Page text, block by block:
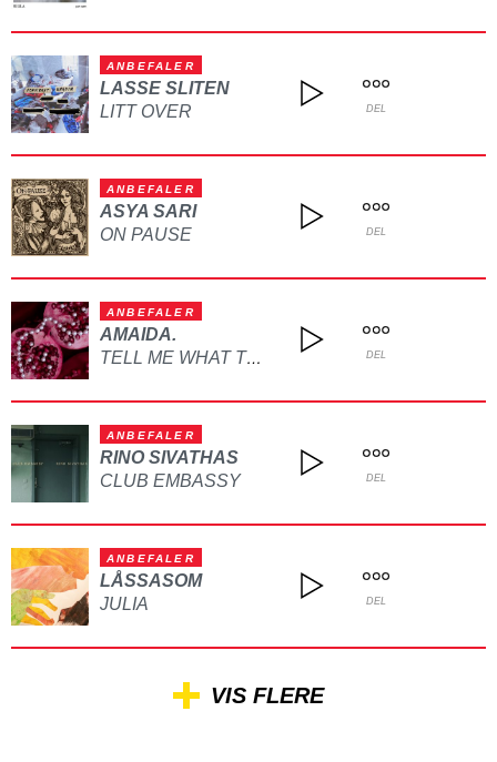
ANBEFALER
LASSE SLITEN
LITT OVER
DEL
ANBEFALER
ASYA SARI
ON PAUSE
DEL
ANBEFALER
AMAIDA.
TELL ME WHAT TO DO DEL
ANBEFALER
RINO SIVATHAS
CLUB EMBASSY
DEL
ANBEFALER
LÅSSASOM
JULIA
DEL
VIS FLERE